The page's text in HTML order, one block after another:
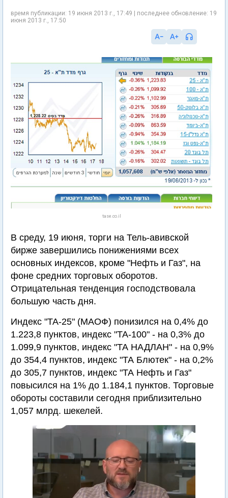
время публикации: 19 июня 2013 г., 17:49 | последнее обновление: 19
июня 2013 г., 17:50
tase.co.il
В среду, 19 июня, торги на Тель-авивской
бирже завершились понижениями всех
основных индексов, кроме "Нефть и Газ", на
фоне средних торговых оборотов.
Отрицательная тенденция господствовала
большую часть дня.
Индекс "ТА-25" (МАОФ) понизился на 0,4% до
1.223,8 пунктов, индекс "ТА-100" - на 0,3% до
1.099,9 пунктов, индекс "ТА НАДЛАН" - на 0,9%
до 354,4 пунктов, индекс "ТА Блютек" - на 0,2%
до 305,7 пунктов, индекс "ТА Нефть и Газ"
повысился на 1% до 1.184,1 пунктов. Торговые
обороты составили сегодня приблизительно
1,057 млрд. шекелей.